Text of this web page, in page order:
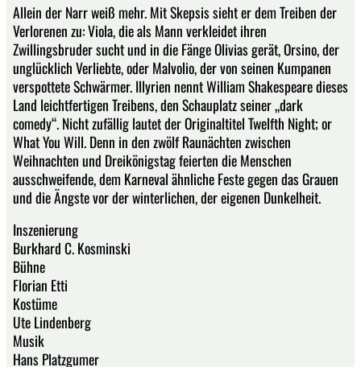
Allein der Narr weiß mehr. Mit Skepsis sieht er dem Treiben der
Verlorenen zu: Viola, die als Mann verkleidet ihren
Zwillingsbruder sucht und in die Fänge Olivias gerät, Orsino, der
unglücklich Verliebte, oder Malvolio, der von seinen Kumpanen
verspottete Schwärmer. Illyrien nennt William Shakespeare dieses
Land leichtfertigen Treibens, den Schauplatz seiner „dark
comedy“. Nicht zufällig lautet der Originaltitel Twelfth Night; or
What You Will. Denn in den zwölf Raunächten zwischen
Weihnachten und Dreikönigstag feierten die Menschen
ausschweifende, dem Karneval ähnliche Feste gegen das Grauen
und die Ängste vor der winterlichen, der eigenen Dunkelheit.
Inszenierung
Burkhard C. Kosminski
Bühne
Florian Etti
Kostüme
Ute Lindenberg
Musik
Hans Platzgumer